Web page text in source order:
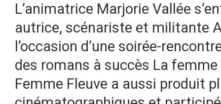
L’animatrice Marjorie Vallée
autrice, scénariste et militante
l’occasion d’une soirée-
des romans à succès La
Femme Fleuve a aussi produit